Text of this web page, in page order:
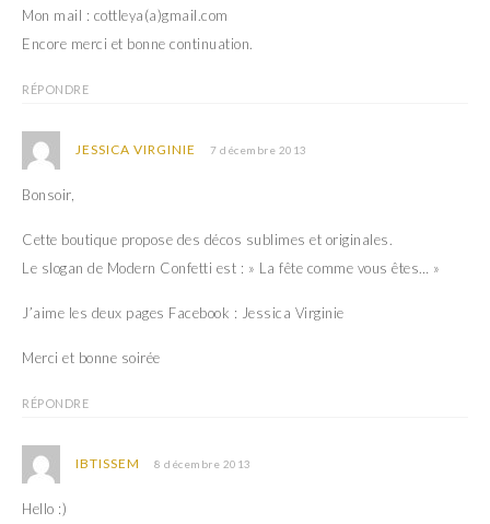
Mon mail : cottleya(a)gmail.com
Encore merci et bonne continuation.
RÉPONDRE
JESSICA VIRGINIE 7 décembre 2013
Bonsoir,
Cette boutique propose des décos sublimes et originales.
Le slogan de Modern Confetti est : » La fête comme vous êtes… »
J’aime les deux pages Facebook : Jessica Virginie
Merci et bonne soirée
RÉPONDRE
IBTISSEM 8 décembre 2013
Hello :)